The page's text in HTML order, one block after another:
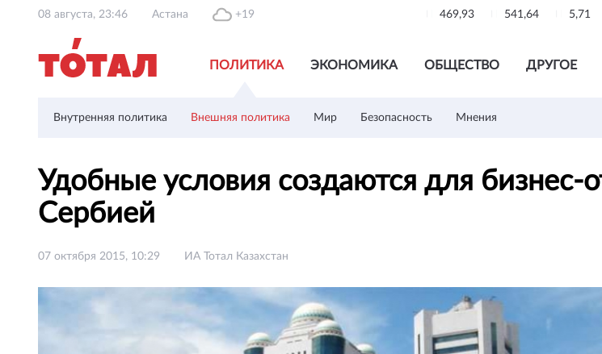
08 августа, 23:46 Астана +19 469,93 541,64 5,71
ПОЛИТИКА ЭКОНОМИКА ОБЩЕСТВО ДРУГОЕ
Внутренняя политика Внешняя политика Мир Безопасность Мнения
Удобные условия создаются для
Сербией
07 октября 2015, 10:29 ИА Тотал Казахстан